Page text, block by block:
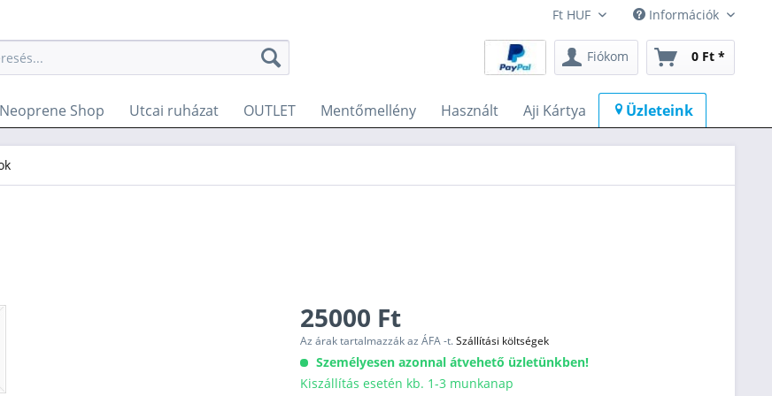
Információk
Fiókom 0 Ft *
Neoprene Shop Utcai ruházat OUTLET Mentőmellény Használt Aji Kártya Üzleteink
25000 Ft
Az árak tartalmazzák az ÁFA -t.Szállítási költségek
Személyesen azonnal átvehető üzletünkben!
Kiszállítás esetén kb. 1-3 munkanap